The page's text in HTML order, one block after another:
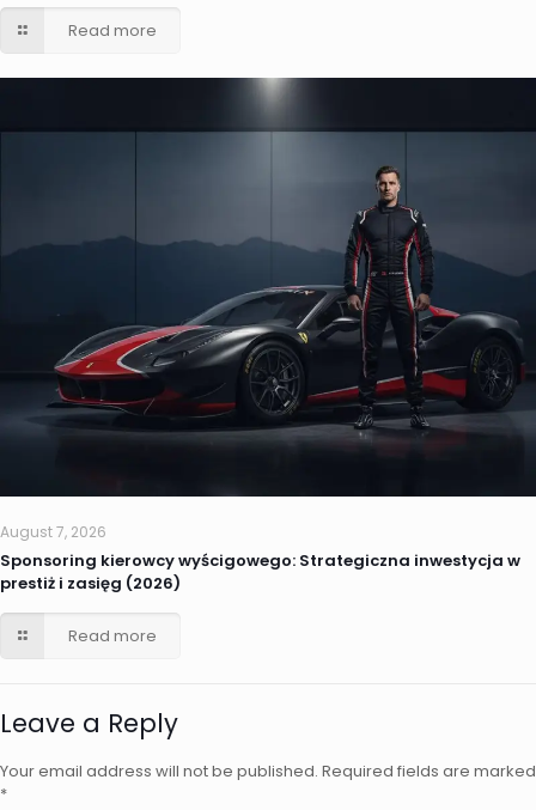
Read more
August 7, 2026
Sponsoring kierowcy wyścigowego: Strategiczna inwestycja w
prestiż i zasięg (2026)
Read more
Leave a Reply
Your email address will not be published. Required fields are marked
*